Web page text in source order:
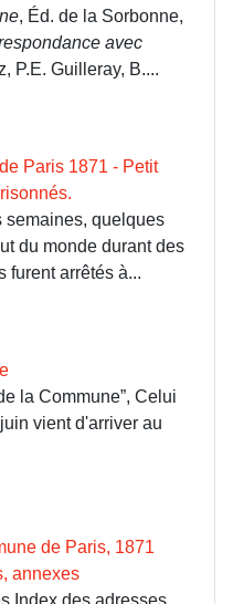
, Éd. de la Sorbonne,
avec
P.E. Guilleray, B....
Paris 1871 - Petit
semaines, quelques
du monde durant des
furent arrêtés à...
la Commune”, Celui
vient d'arriver au
de Paris, 1871
annexes
Index des adresses